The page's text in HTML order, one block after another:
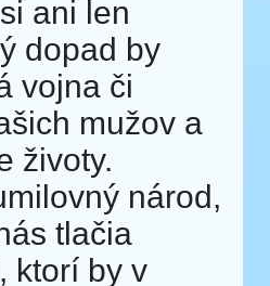
ani len
dopad by
vojna či
mužov a
životy.
národ,
tlačia
ktorí by v